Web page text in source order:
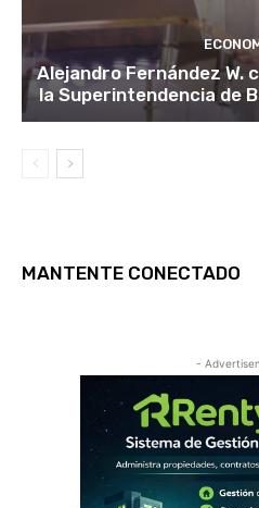
Alejandro Fernández W.
la Superintendencia de
MANTENTE CONECTADO
-